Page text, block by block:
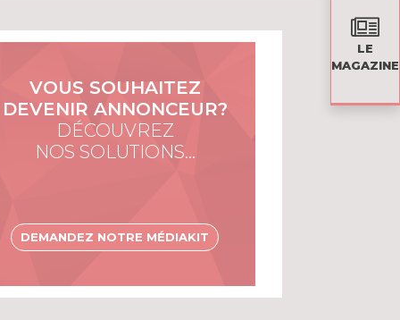
LE
MAGAZINE
VOUS SOUHAITEZ
DEVENIR ANNONCEUR?
DÉCOUVREZ
NOS SOLUTIONS…
DEMANDEZ NOTRE MÉDIAKIT